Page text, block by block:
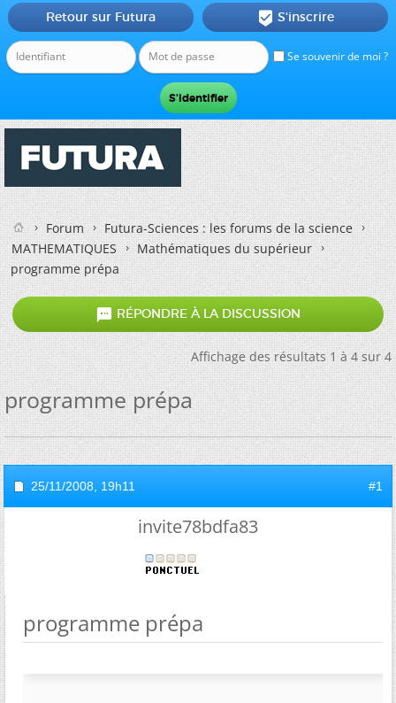
Se souvenir de moi ?
Retour sur Futura  S'inscrire
Forum
Futura-Sciences : les forums de la science
MATHEMATIQUES
Mathématiques du supérieur
programme prépa
 RÉPONDRE À LA DISCUSSION
Affichage des résultats 1 à 4 sur 4
programme prépa
25/11/2008, 19h11 #1
invite78bdfa83
programme prépa